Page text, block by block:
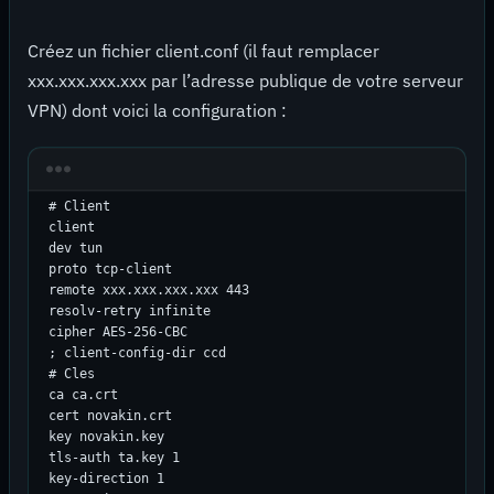
Créez un fichier client.conf (il faut remplacer
xxx.xxx.xxx.xxx par l’adresse publique de votre serveur
VPN) dont voici la configuration :
# Client
client
dev tun
proto tcp-client
remote xxx.xxx.xxx.xxx 443
resolv-retry infinite
cipher AES-256-CBC
; client-config-dir ccd
# Cles
ca ca.crt
cert novakin.crt
key novakin.key
tls-auth ta.key 1
key-direction 1